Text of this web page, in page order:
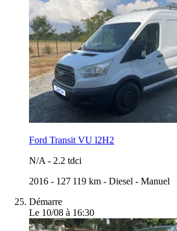
Ford Transit VU l2H2
N/A - 2.2 tdci
2016 - 127 119 km - Diesel - Manuel
Démarre
Le 10/08 à 16:30